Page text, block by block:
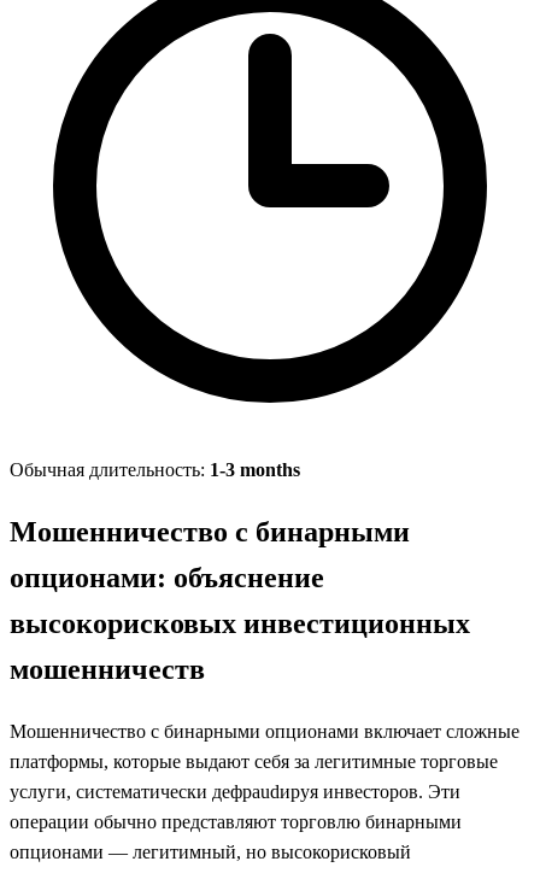
Обычная длительность: 1-3 months
Мошенничество с бинарными
опционами: объяснение
высокорисковых инвестиционных
мошенничеств
Мошенничество с бинарными опционами включает сложные
платформы, которые выдают себя за легитимные торговые
услуги, систематически дефрaudируя инвесторов. Эти
операции обычно представляют торговлю бинарными
опционами — легитимный, но высокорисковый